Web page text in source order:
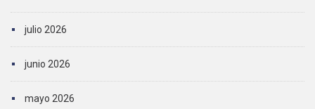
julio 2026
junio 2026
mayo 2026